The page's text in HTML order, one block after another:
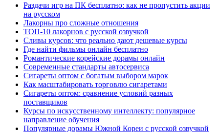
Раздачи игр на ПК бесплатно: как не пропустить акции
на русском
Лакорны про сложные отношения
ТОП-10 лакорнов с русской озвучкой
Сливы курсов: что реально дают дешевые курсы
Где найти фильмы онлайн бесплатно
Романтические корейские дорамы онлайн
Современные стандарты автосервиса
Сигареты оптом с богатым выбором марок
Как масштабировать торговлю сигаретами
Сигареты оптом: сравнение условий разных
поставщиков
Курсы по искусственному интеллекту: популярное
направление обучения
Популярные дорамы Южной Кореи с русской озвучкой